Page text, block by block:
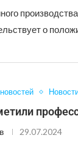
о
29.07.2024